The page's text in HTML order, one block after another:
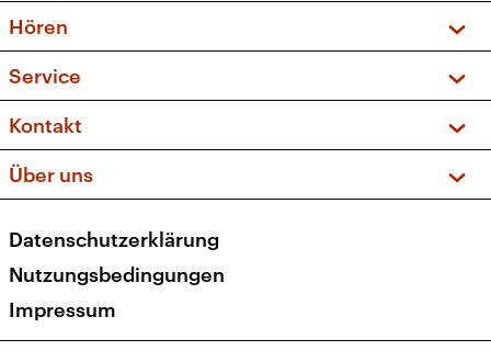
Sendungen und Podcasts
Musikliste
Kakadu – Das Kinderprogramm
Hören
Frequenzen (UKW + DAB+)
Service
FAQ
Apps
Newsletter
Veranstaltungen
Kontakt
Social Media
Über uns
Presse
Karriere
Transparenz
Datenschutzerklärung
Nutzungsbedingungen
Impressum